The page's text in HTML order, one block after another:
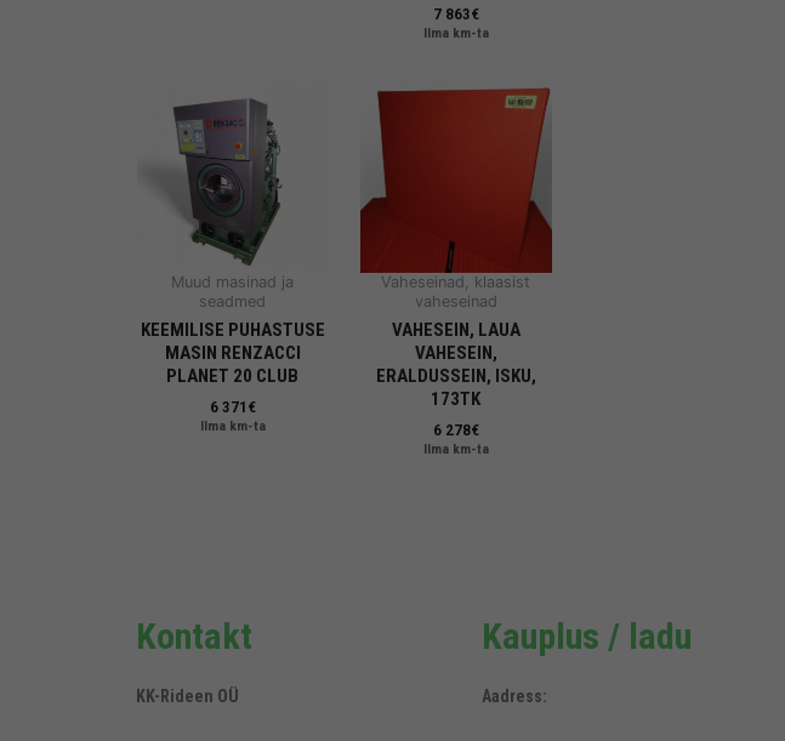
7 863€
Ilma km-ta
Muud masinad ja
seadmed
KEEMILISE PUHASTUSE
MASIN RENZACCI
PLANET 20 CLUB
6 371€
Ilma km-ta
Vaheseinad, klaasist
vaheseinad
VAHESEIN, LAUA
VAHESEIN,
ERALDUSSEIN, ISKU,
173TK
6 278€
Ilma km-ta
Kontakt
KK-Rideen OÜ
Kauplus / ladu
Aadress: